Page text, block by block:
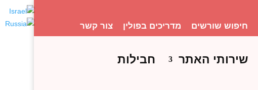
חיפוש שורשים מדריכים בפולין צור קשר
שירותי האתר חבילות